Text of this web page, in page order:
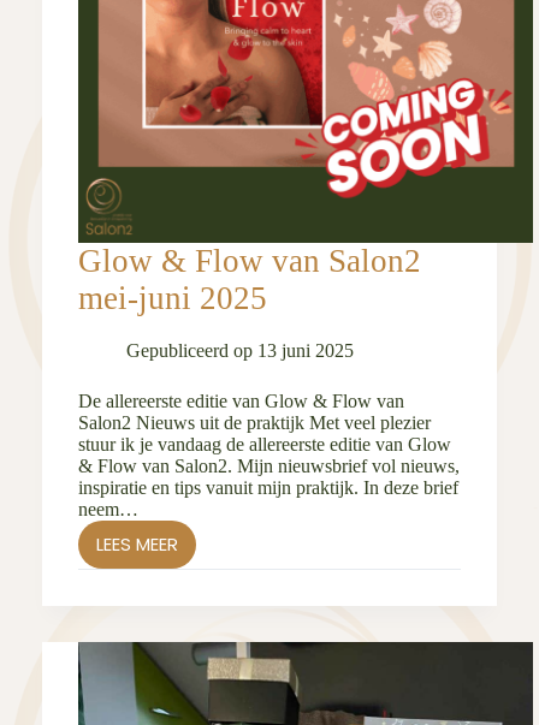
Glow & Flow van Salon2
mei-juni 2025
Gepubliceerd op 13 juni 2025
De allereerste editie van Glow & Flow van
Salon2 Nieuws uit de praktijk Met veel plezier
stuur ik je vandaag de allereerste editie van Glow
& Flow van Salon2. Mijn nieuwsbrief vol nieuws,
inspiratie en tips vanuit mijn praktijk. In deze brief
neem…
LEES MEER
GLOW
&
MEI-
JUNI
2025